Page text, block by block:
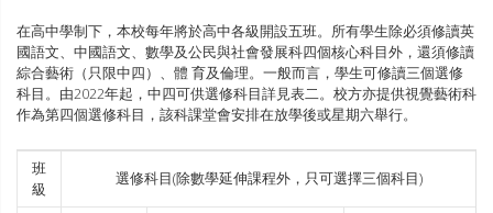
在高中學制下，本校每年將於高中各級開設五班。所有學生除必須修讀英
國語文、中國語文、數學及公民與社會發展科四個核心科目外，還須修讀
綜合藝術（只限中四）、體 育及倫理。一般而言，學生可修讀三個選修
科目。由2022年起，中四可供選修科目詳見表二。校方亦提供視覺藝術科
作為第四個選修科目，該科課堂會安排在放學後或星期六舉行。
班
級
選修科目(除數學延伸課程外，只可選擇三個科目)